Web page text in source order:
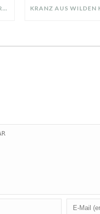
DIY UPCYLING IDEE: WIE MAN SPERRMÜLL IN EIN DESIGNER TEIL VERWANDELT